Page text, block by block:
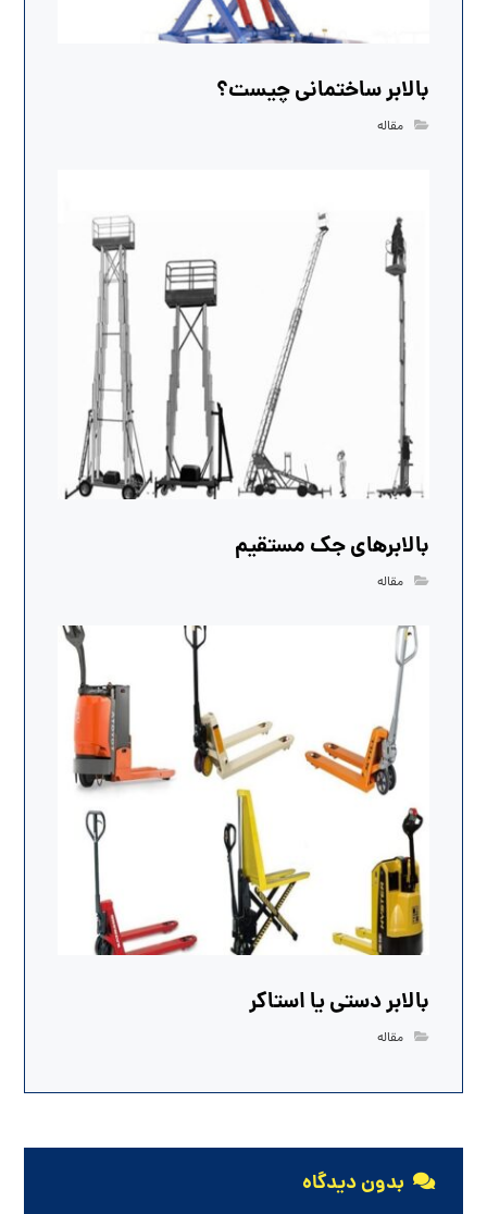
بالابر ساختمانی چیست؟
مقاله
بالابرهای جک مستقیم
مقاله
بالابر دستی یا استاکر
مقاله
بدون دیدگاه